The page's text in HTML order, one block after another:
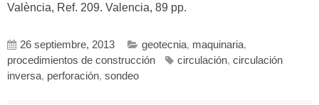
València, Ref. 209. Valencia, 89 pp.
26 septiembre, 2013 geotecnia, maquinaria,
procedimientos de construcción
circulación, circulación
inversa, perforación, sondeo